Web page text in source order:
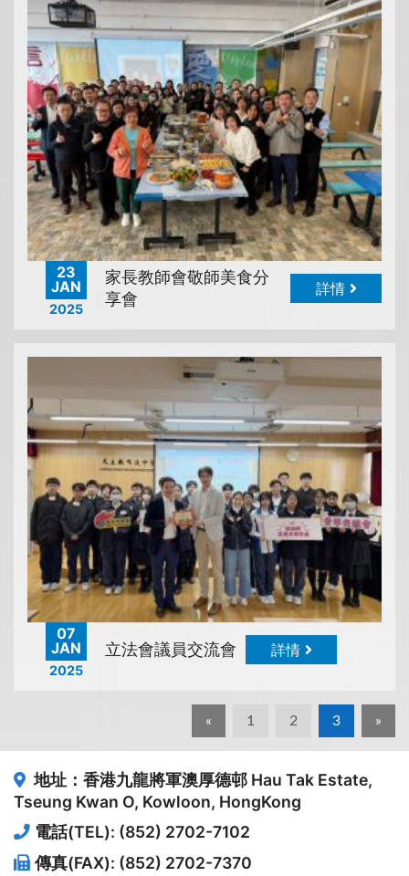
23
JAN
2025
家長教師會敬師美食分
享會
詳情
07
JAN
2025
立法會議員交流會 詳情
« 1 2 3 »
地址：香港九龍將軍澳厚德邨 Hau Tak Estate,
Tseung Kwan O, Kowloon, HongKong
電話(TEL): (852) 2702-7102
傳真(FAX): (852) 2702-7370